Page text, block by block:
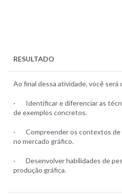
RESULTADO
Ao final dessa atividade, você será
· Identificar e diferenciar as
de exemplos concretos.
· Compreender os contextos de
no mercado gráfico.
· Desenvolver habilidades de
produção gráfica.